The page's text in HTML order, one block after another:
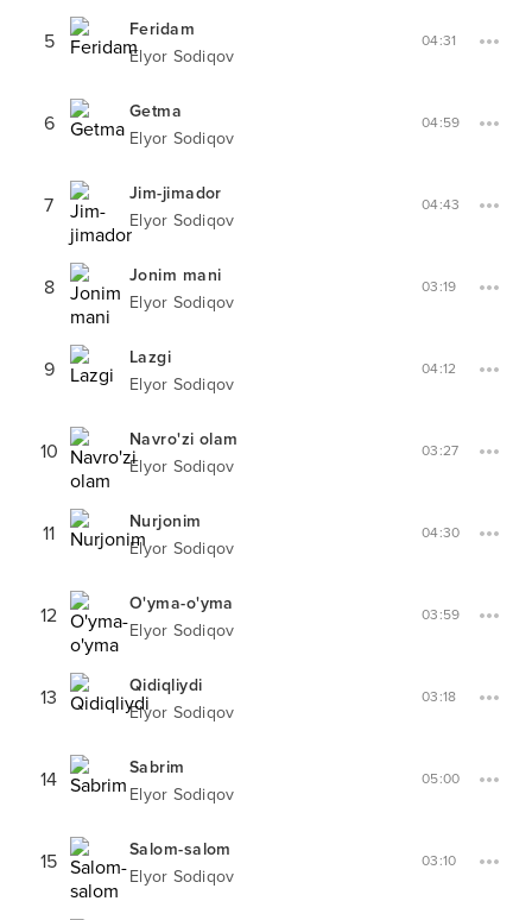
5
Feridam
Elyor Sodiqov
04:31
6
Getma
Elyor Sodiqov
04:59
7
Jim-jimador
Elyor Sodiqov
04:43
8
Jonim mani
Elyor Sodiqov
03:19
9
Lazgi
Elyor Sodiqov
04:12
10
Navro'zi olam
Elyor Sodiqov
03:27
11
Nurjonim
Elyor Sodiqov
04:30
12
O'yma-o'yma
Elyor Sodiqov
03:59
13
Qidiqliydi
Elyor Sodiqov
03:18
14
Sabrim
Elyor Sodiqov
05:00
15
Salom-salom
Elyor Sodiqov
03:10